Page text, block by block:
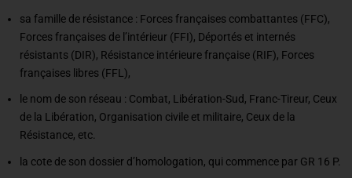
sa famille de résistance : Forces françaises combattantes (FFC),
Forces françaises de l’intérieur (FFI), Déportés et internés
résistants (DIR), Résistance intérieure française (RIF), Forces
françaises libres (FFL),
le nom de son réseau : Combat, Libération-Sud, Franc-Tireur, Ceux
de la Libération, Organisation civile et militaire, Ceux de la
Résistance, etc.
la cote de son dossier d’homologation, qui commence par GR 16 P.